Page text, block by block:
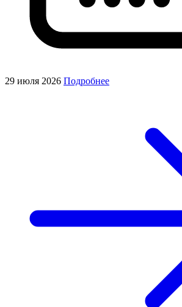
29 июля 2026 Подробнее